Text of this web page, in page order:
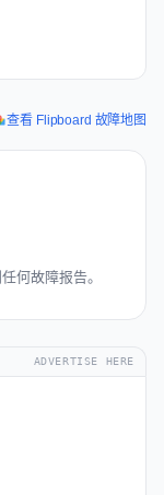
查看 Flipboard 故障地图
何故障报告。
ADVERTISE HERE